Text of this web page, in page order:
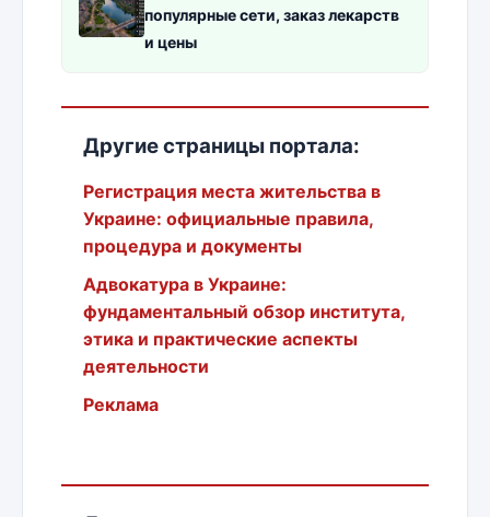
популярные сети, заказ лекарств
и цены
Другие страницы портала:
Регистрация места жительства в
Украине: официальные правила,
процедура и документы
Адвокатура в Украине:
фундаментальный обзор института,
этика и практические аспекты
деятельности
Реклама